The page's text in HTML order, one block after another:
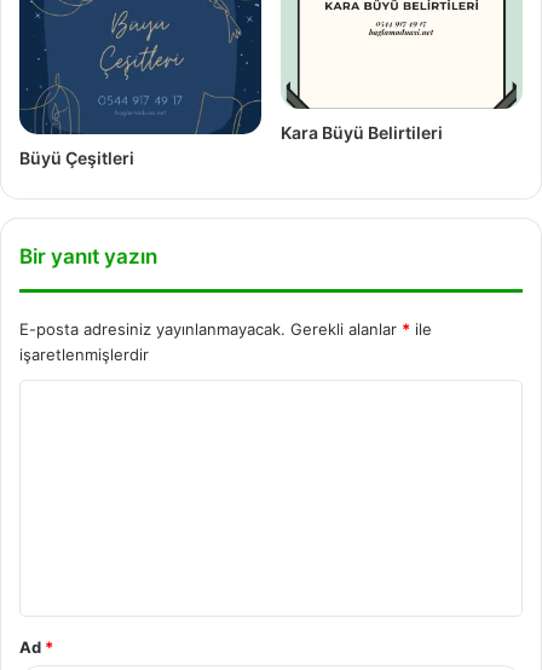
Büyü Çeşitleri
Kara Büyü Belirtileri
Bir yanıt yazın
E-posta adresiniz yayınlanmayacak. Gerekli alanlar * ile
işaretlenmişlerdir
Ad *